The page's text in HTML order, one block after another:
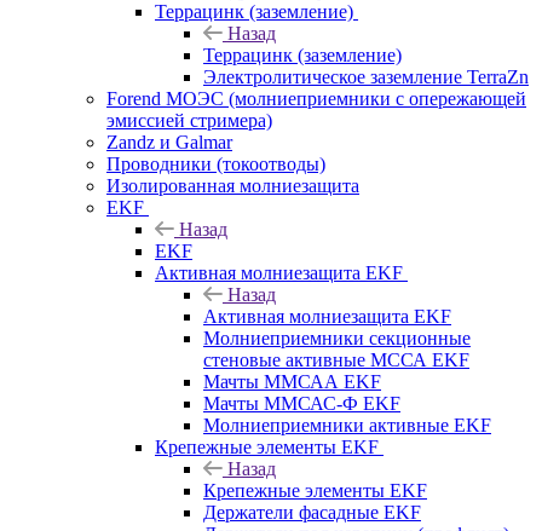
Террацинк (заземление)
Назад
Террацинк (заземление)
Электролитическое заземление TerraZn
Forend МОЭС (молниеприемники с опережающей
эмиссией стримера)
Zandz и Galmar
Проводники (токоотводы)
Изолированная молниезащита
EKF
Назад
EKF
Активная молниезащита EKF
Назад
Активная молниезащита EKF
Молниеприемники секционные
стеновые активные МССА EKF
Мачты ММСАА EKF
Мачты ММСАС-Ф EKF
Молниеприемники активные EKF
Крепежные элементы EKF
Назад
Крепежные элементы EKF
Держатели фасадные EKF